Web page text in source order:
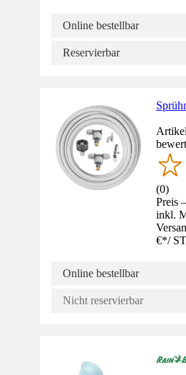
Online bestellbar
Reservierbar
(0)
Preis
inkl.
€*/ ST
Online bestellbar
Nicht reservierbar